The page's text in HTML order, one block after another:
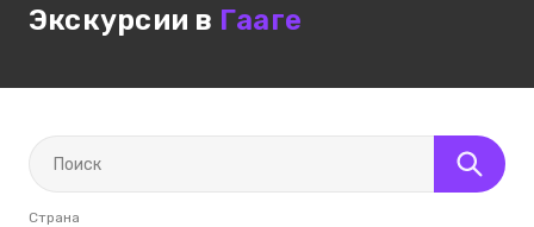
Экскурсии в Гааге
Страна